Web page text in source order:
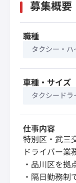
募集概要
職種
タクシー・ハ
車種・サイズ
タクシードラ
仕事内容
特別区・武三
ドライバー業
・品川区を拠
・隔日勤務制